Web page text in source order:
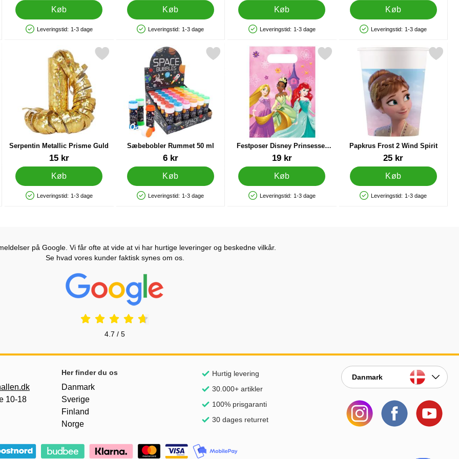
Køb
Produkttilgængelighed: På lager
Leveringstid: 1-3 dage
Køb
Produkttilgængelighed: På lager
Leveringstid: 1-3 dage
Køb
Produkttilgængelighed: På lager
Leveringstid: 1-3 dage
Køb
Produkttilgængelighed: På lager
Leveringstid: 1-3 dage
Pink som favorit
Serpentin Metallic Prisme Guld
15 kr
Køb
Produkttilgængelighed: På lager
Leveringstid: 1-3 dage
Markér serpentin Metallic Prisme Guld som favorit
Sæbebobler Rummet 50 ml
6 kr
Køb
Produkttilgængelighed: På lager
Leveringstid: 1-3 dage
Markér sæbebobler Rummet 50 ml som favorit
Festposer Disney Prinsesser
Live Your Story
19 kr
Køb
Produkttilgængelighed: På lager
Leveringstid: 1-3 dage
Markér festposer Disney Prinsesser Live Your Story som favorit
Papkrus Frost 2 Wind Spirit
25 kr
Køb
Produkttilgængelighed: På lager
Leveringstid: 1-3 dage
Markér papkrus Frost 2 Wind
på Google. Vi får ofte at vide at vi har hurtige leveringer og beskedne vilkår.
Se hvad vores kunder faktisk synes om os.
Prisjakt Anmeldelser: 4.7 Stjerne
4.7 / 5
10-18
Her finder du os
Danmark
Sverige
Finland
Norge
Hurtig levering
30.000+ artikler
100% prisgaranti
30 dages returret
Danmark